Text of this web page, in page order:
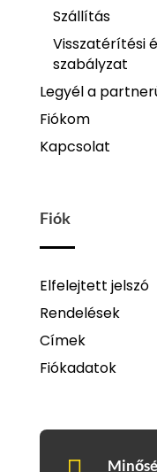
Szállítás
Visszatérítési
szabályzat
Legyél a
Fiókom
Kapcsolat
Fiók
Elfelejtett jelszó
Rendelések
Címek
Fiókadatok